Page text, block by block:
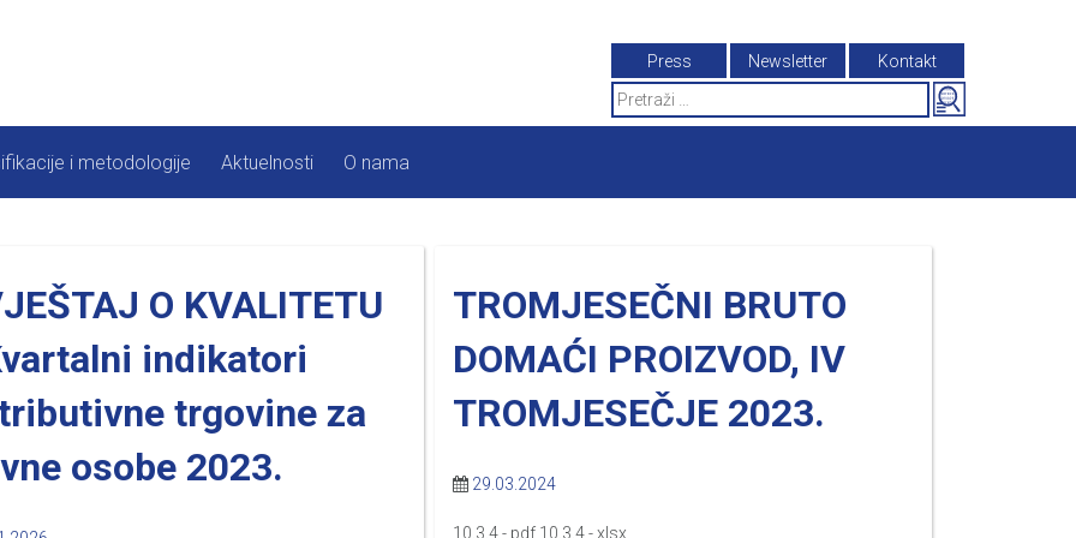
Press Newsletter
Kontakt
Search
for:
i metodologije Aktuelnosti O nama
O KVALITETU
indikatori
trgovine za
osobe 2023.
TROMJESEČNI BRUTO
DOMAĆI PROIZVOD, IV
TROMJESEČJE 2023.
29.03.2024
10.3.4 - pdf 10.3.4 - xlsx